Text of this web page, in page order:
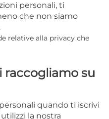
personali, ti
che non siamo
relative alla privacy che
raccogliamo su
quando ti iscrivi
la nostra